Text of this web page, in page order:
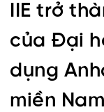
IIE trở
của Đại
dụng
miền